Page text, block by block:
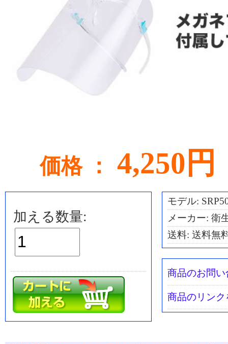
価格 ： 4,250円
モデル:
メーカー: 衛
送料: 送料無
加える数量:
商品のお問い
商品のリン